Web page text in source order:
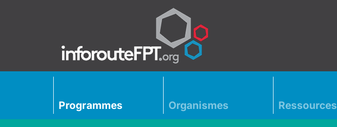
Programmes Organismes Ressources